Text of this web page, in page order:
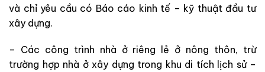
và chỉ yêu cầu có Báo cáo kinh tế – kỹ thuật đầu tư
xây dựng.
– Các công trình nhà ở riêng lẻ ở nông thôn, trừ
trường hợp nhà ở xây dựng trong khu di tích lịch sử –